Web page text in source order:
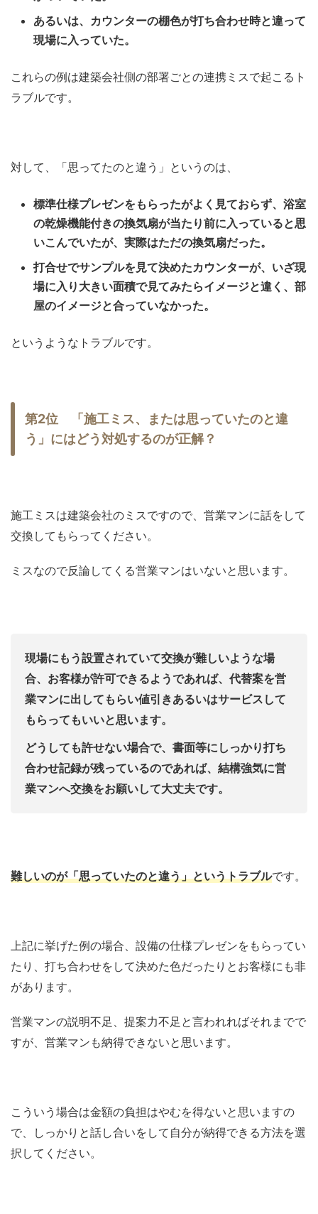
あるいは、カウンターの棚色が打ち合わせ時と違って
現場に入っていた。
これらの例は建築会社側の部署ごとの連携ミスで起こるト
ラブルです。
対して、「思ってたのと違う」というのは、
標準仕様プレゼンをもらったがよく見ておらず、浴室
の乾燥機能付きの換気扇が当たり前に入っていると思
いこんでいたが、実際はただの換気扇だった。
打合せでサンプルを見て決めたカウンターが、いざ現
場に入り大きい面積で見てみたらイメージと違く、部
屋のイメージと合っていなかった。
というようなトラブルです。
第2位 「施工ミス、または思っていたのと違
う」にはどう対処するのが正解？
施工ミスは建築会社のミスですので、営業マンに話をして
交換してもらってください。
ミスなので反論してくる営業マンはいないと思います。
現場にもう設置されていて交換が難しいような場
合、お客様が許可できるようであれば、代替案を営
業マンに出してもらい値引きあるいはサービスして
もらってもいいと思います。
どうしても許せない場合で、書面等にしっかり打ち
合わせ記録が残っているのであれば、結構強気に営
業マンへ交換をお願いして大丈夫です。
難しいのが「思っていたのと違う」というトラブルです。
上記に挙げた例の場合、設備の仕様プレゼンをもらってい
たり、打ち合わせをして決めた色だったりとお客様にも非
があります。
営業マンの説明不足、提案力不足と言われればそれまでで
すが、営業マンも納得できないと思います。
こういう場合は金額の負担はやむを得ないと思いますの
で、しっかりと話し合いをして自分が納得できる方法を選
択してください。